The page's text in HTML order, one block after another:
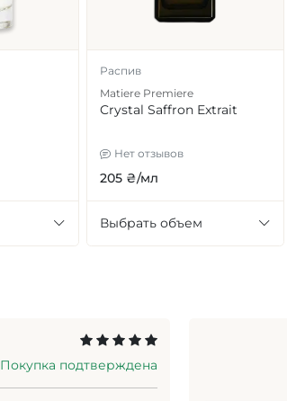
Распив
Matiere Premiere
Crystal Saffron Extrait
Нет отзывов
205 ₴/мл
Выбрать объем
Покупка подтверждена